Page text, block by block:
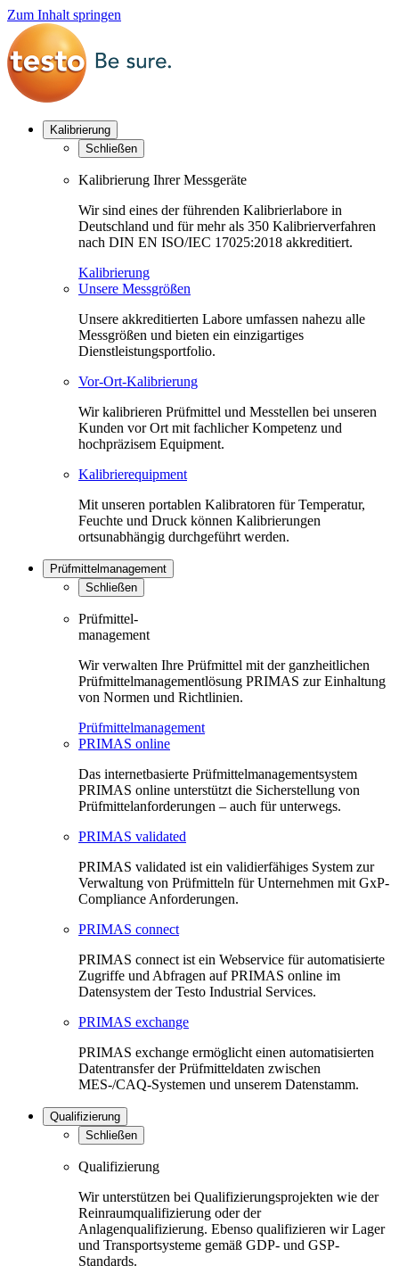
Zum Inhalt springen
Kalibrierung
Schließen
Kalibrierung Ihrer Messgeräte
Wir sind eines der führenden Kalibrierlabore in
Deutschland und für mehr als 350 Kalibrierverfahren
nach DIN EN ISO/IEC 17025:2018 akkreditiert.
Kalibrierung
Unsere Messgrößen
Unsere akkreditierten Labore umfassen nahezu alle
Messgrößen und bieten ein einzigartiges
Dienstleistungsportfolio.
Vor-Ort-Kalibrierung
Wir kalibrieren Prüfmittel und Messtellen bei unseren
Kunden vor Ort mit fachlicher Kompetenz und
hochpräzisem Equipment.
Kalibrierequipment
Mit unseren portablen Kalibratoren für Temperatur,
Feuchte und Druck können Kalibrierungen
ortsunabhängig durchgeführt werden.
Prüfmittelmanagement
Schließen
Prüfmittel-
management
Wir verwalten Ihre Prüfmittel mit der ganzheitlichen
Prüfmittelmanagementlösung PRIMAS zur Einhaltung
von Normen und Richtlinien.
Prüfmittelmanagement
PRIMAS online
Das internetbasierte Prüfmittelmanagementsystem
PRIMAS online unterstützt die Sicherstellung von
Prüfmittelanforderungen – auch für unterwegs.
PRIMAS validated
PRIMAS validated ist ein validierfähiges System zur
Verwaltung von Prüfmitteln für Unternehmen mit GxP-
Compliance Anforderungen.
PRIMAS connect
PRIMAS connect ist ein Webservice für automatisierte
Zugriffe und Abfragen auf PRIMAS online im
Datensystem der Testo Industrial Services.
PRIMAS exchange
PRIMAS exchange ermöglicht einen automatisierten
Datentransfer der Prüfmitteldaten zwischen
MES-/CAQ-Systemen und unserem Datenstamm.
Qualifizierung
Schließen
Qualifizierung
Wir unterstützen bei Qualifizierungsprojekten wie der
Reinraumqualifizierung oder der
Anlagenqualifizierung. Ebenso qualifizieren wir Lager
und Transportsysteme gemäß GDP- und GSP-
Standards.